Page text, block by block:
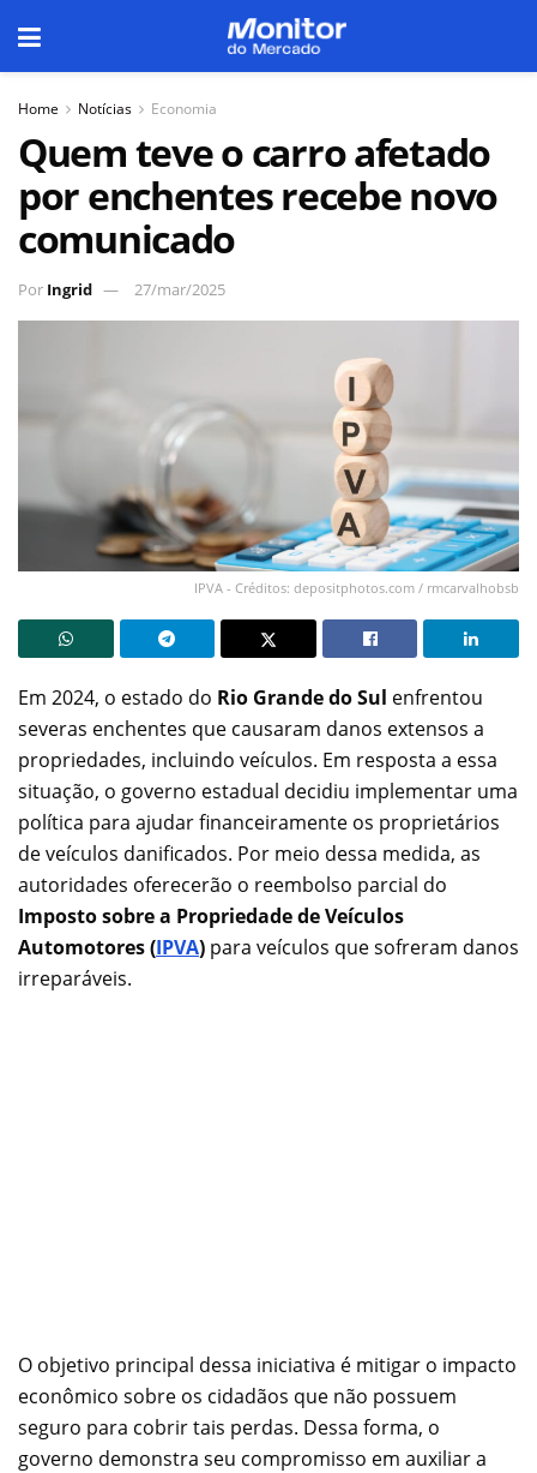
Home Notícias Economia
Quem teve o carro afetado
por enchentes recebe novo
comunicado
Por Ingrid 27/mar/2025
IPVA - Créditos: depositphotos.com / rmcarvalhobsb
Em 2024, o estado do Rio Grande do Sul enfrentou
severas enchentes que causaram danos extensos a
propriedades, incluindo veículos. Em resposta a essa
situação, o governo estadual decidiu implementar uma
política para ajudar financeiramente os proprietários
de veículos danificados. Por meio dessa medida, as
autoridades oferecerão o reembolso parcial do
Imposto sobre a Propriedade de Veículos
Automotores (IPVA) para veículos que sofreram danos
irreparáveis.
O objetivo principal dessa iniciativa é mitigar o impacto
econômico sobre os cidadãos que não possuem
seguro para cobrir tais perdas. Dessa forma, o
governo demonstra seu compromisso em auxiliar a